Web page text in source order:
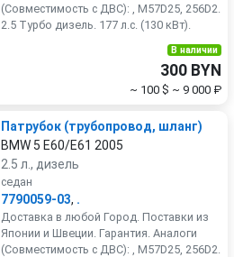
(Совместимость с ДВС): , M57D25, 256D2.
2.5 Турбо дизель. 177 л.с. (130 кВт).
В наличии
300 BYN
~ 100 $ ~ 9 000 ₽
Патрубок (трубопровод, шланг)
BMW 5 E60/E61 2005
2.5 л., дизель
седан
7790059-03, .
Доставка в любой Город. Поставки из
Японии и Швеции. Гарантия. Аналоги
(Совместимость с ДВС): , M57D25, 256D2.